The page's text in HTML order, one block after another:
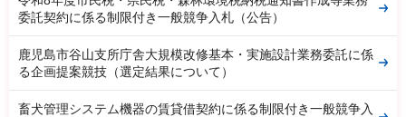
委託契約に係る制限付き一般競争入札（公告）
鹿児島市谷山支所庁舎大規模改修基本・実施設計業務委託に係
る企画提案競技（選定結果について）
畜犬管理システム機器の賃貸借契約に係る制限付き一般競争入